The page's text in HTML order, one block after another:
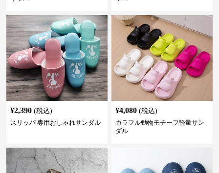
¥2,390 (税込)
スリッパ 専用おしゃれサンダル
¥4,080 (税込)
カラフル動物モチーフ軽量サン
ダル